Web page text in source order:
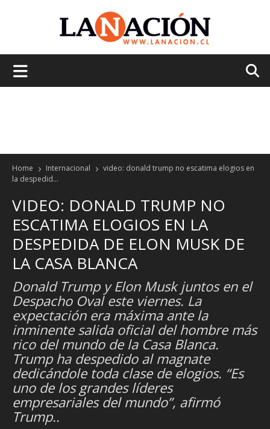
Home Internacional
video: donald trump no escatima elogios en
la despedid...
VIDEO: DONALD TRUMP NO
ESCATIMA ELOGIOS EN LA
DESPEDIDA DE ELON MUSK DE
LA CASA BLANCA
Donald Trump y Elon Musk juntos en el
Despacho Oval este viernes. La
expectación era máxima ante la
inminente salida oficial del hombre más
rico del mundo de la Casa Blanca.
Trump ha despedido al magnate
dedicándole toda clase de elogios. “Es
uno de los grandes líderes
empresariales del mundo”, afirmó
Trump..